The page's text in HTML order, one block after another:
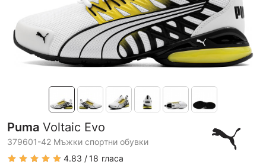
Puma Voltaic Evo
379601-42 Мъжки спортни обувки
4.83
18 гласа